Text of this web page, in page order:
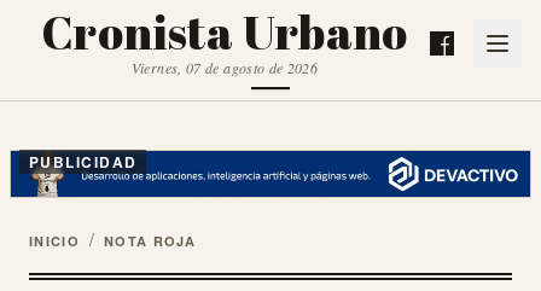
Cronista Urbano
Viernes, 07 de agosto de 2026
PUBLICIDAD
INICIO / NOTA ROJA